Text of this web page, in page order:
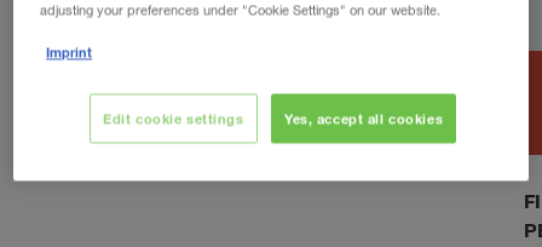
adjusting your preferences under "Cookie Settings" on our website.
Imprint
Yes, accept all cookies
Edit cookie settings